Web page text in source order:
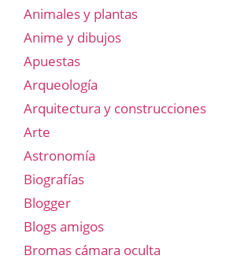
Animales y plantas
Anime y dibujos
Apuestas
Arqueología
Arquitectura y construcciones
Arte
Astronomía
Biografías
Blogger
Blogs amigos
Bromas cámara oculta